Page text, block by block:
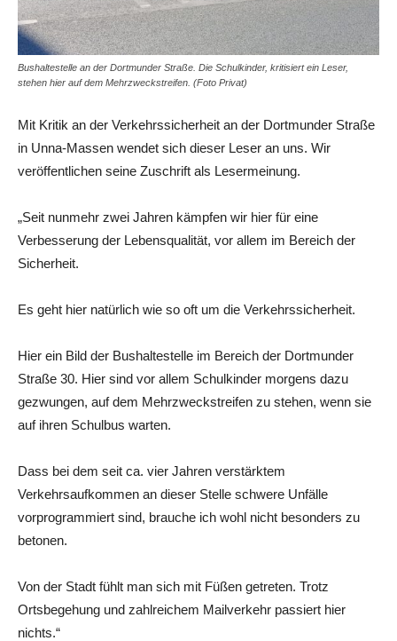
Bushaltestelle an der Dortmunder Straße. Die Schulkinder, kritisiert ein Leser,
stehen hier auf dem Mehrzweckstreifen. (Foto Privat)
Mit Kritik an der Verkehrssicherheit an der Dortmunder Straße
in Unna-Massen wendet sich dieser Leser an uns. Wir
veröffentlichen seine Zuschrift als Lesermeinung.
„Seit nunmehr zwei Jahren kämpfen wir hier für eine
Verbesserung der Lebensqualität, vor allem im Bereich der
Sicherheit.
Es geht hier natürlich wie so oft um die Verkehrssicherheit.
Hier ein Bild der Bushaltestelle im Bereich der Dortmunder
Straße 30. Hier sind vor allem Schulkinder morgens dazu
gezwungen, auf dem Mehrzweckstreifen zu stehen, wenn sie
auf ihren Schulbus warten.
Dass bei dem seit ca. vier Jahren verstärktem
Verkehrsaufkommen an dieser Stelle schwere Unfälle
vorprogrammiert sind, brauche ich wohl nicht besonders zu
betonen.
Von der Stadt fühlt man sich mit Füßen getreten. Trotz
Ortsbegehung und zahlreichem Mailverkehr passiert hier
nichts.“